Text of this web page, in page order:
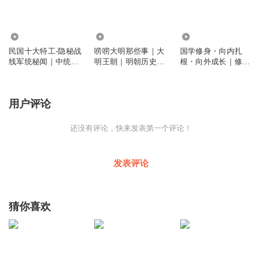
民国十大特工-隐秘战
线军统秘闻｜中统往
唠唠大明那些事｜大
明王朝｜明朝历史｜
国学修身・向内扎
根・向外成长｜修心
用户评论
还没有评论，快来发表第一个评论！
发表评论
猜你喜欢